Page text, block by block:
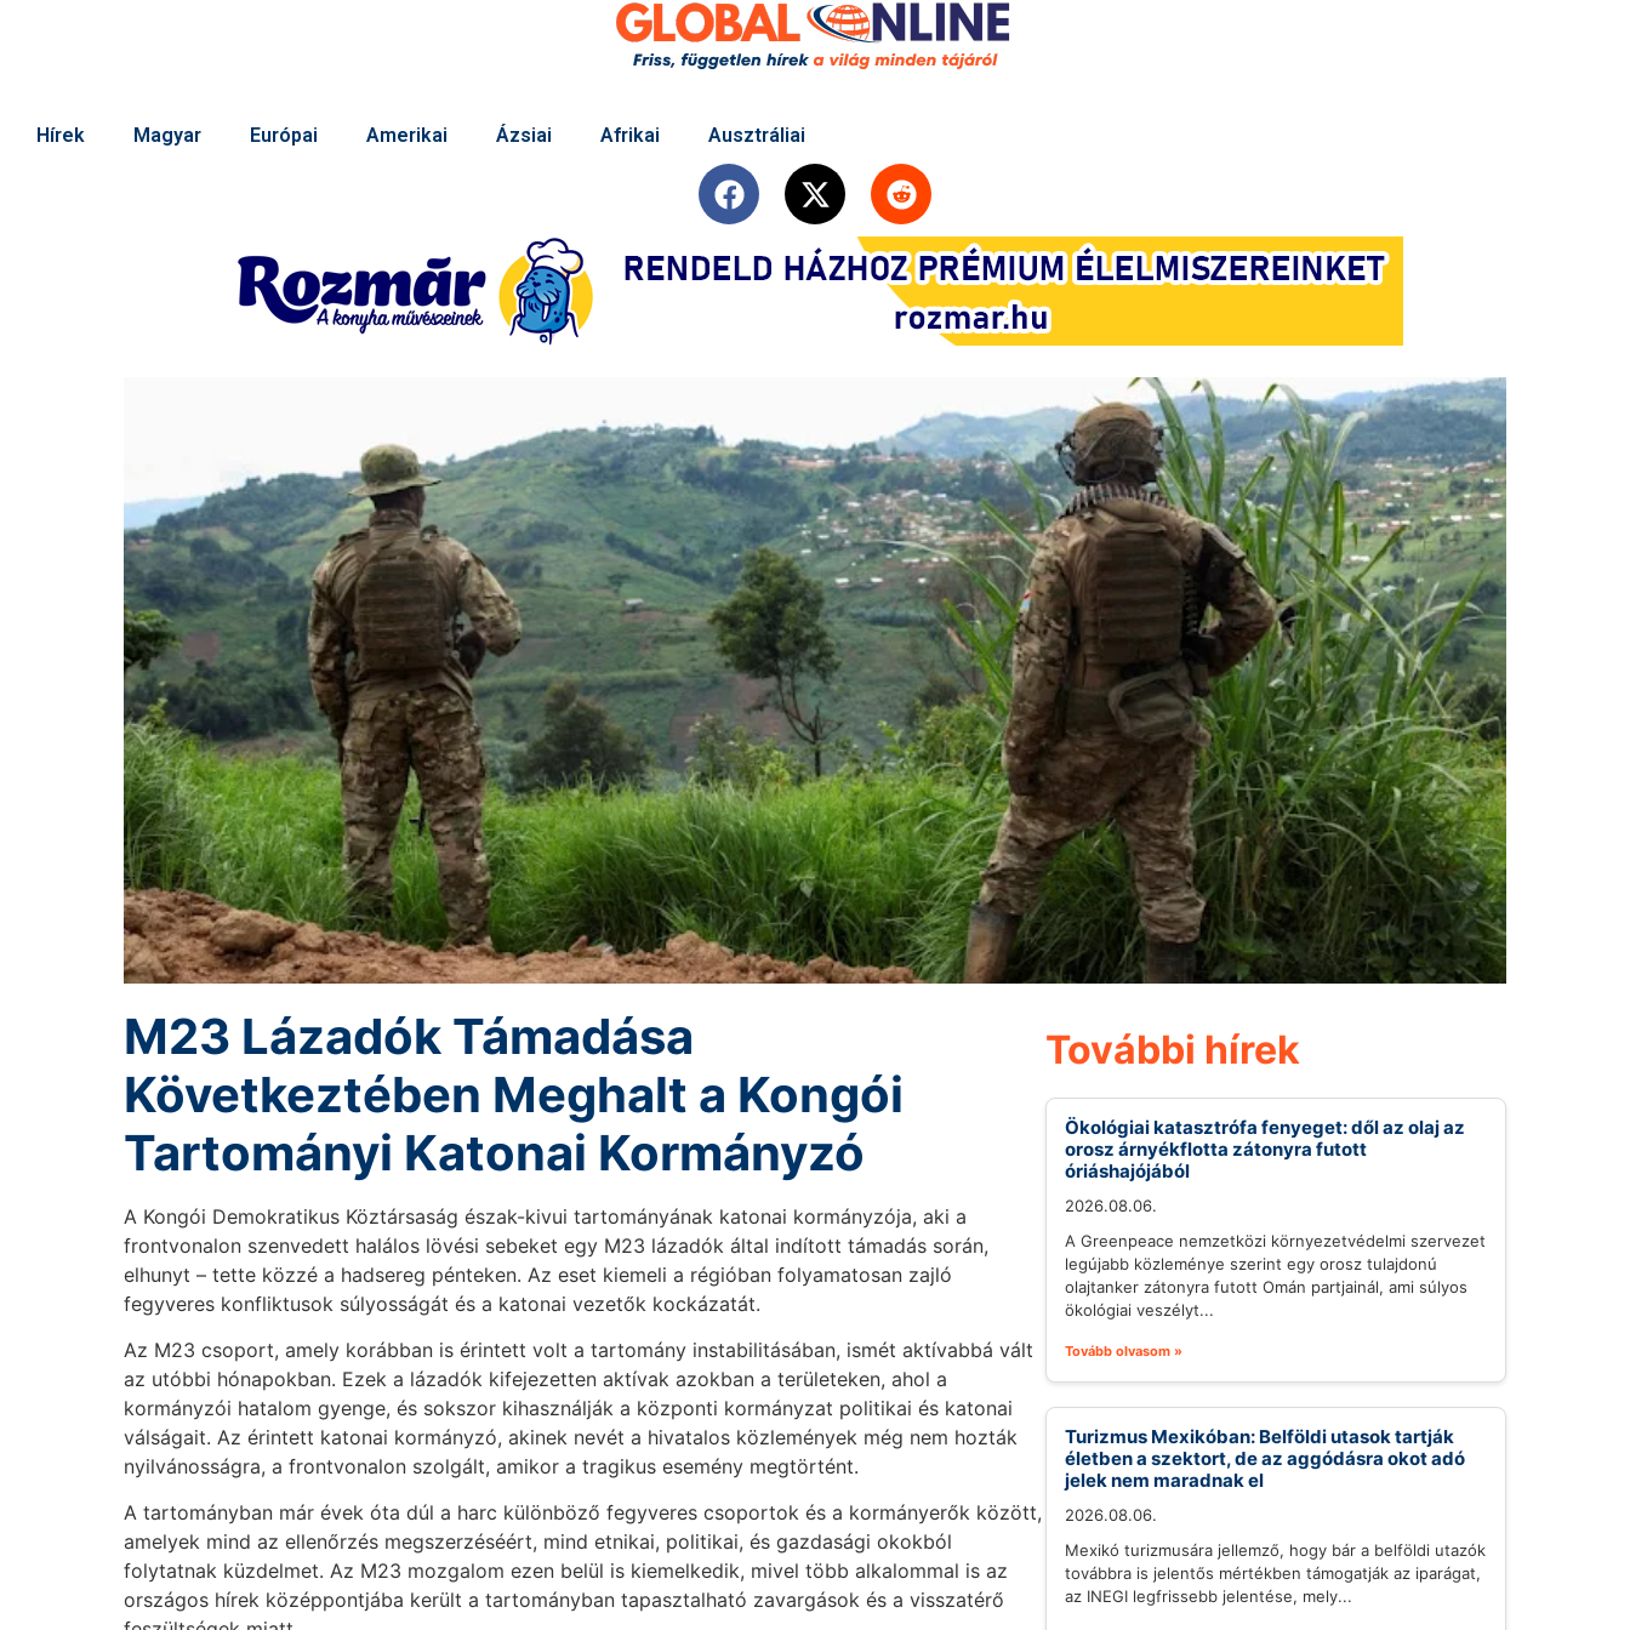
Hírek Magyar Európai Amerikai Ázsiai Afrikai Ausztráliai
M23 Lázadók Támadása
Következtében Meghalt a Kongói
Tartományi Katonai Kormányzó
A Kongói Demokratikus Köztársaság észak-kivui tartományának katonai kormányzója, aki a
frontvonalon szenvedett halálos lövési sebeket egy M23 lázadók által indított támadás során,
elhunyt – tette közzé a hadsereg pénteken. Az eset kiemeli a régióban folyamatosan zajló
fegyveres konfliktusok súlyosságát és a katonai vezetők kockázatát.
Az M23 csoport, amely korábban is érintett volt a tartomány instabilitásában, ismét aktívabbá vált
az utóbbi hónapokban. Ezek a lázadók kifejezetten aktívak azokban a területeken, ahol a
kormányzói hatalom gyenge, és sokszor kihasználják a központi kormányzat politikai és katonai
válságait. Az érintett katonai kormányzó, akinek nevét a hivatalos közlemények még nem hozták
nyilvánosságra, a frontvonalon szolgált, amikor a tragikus esemény megtörtént.
A tartományban már évek óta dúl a harc különböző fegyveres csoportok és a kormányerők között,
amelyek mind az ellenőrzés megszerzéséért, mind etnikai, politikai, és gazdasági okokból
folytatnak küzdelmet. Az M23 mozgalom ezen belül is kiemelkedik, mivel több alkalommal is az
országos hírek középpontjába került a tartományban tapasztalható zavargások és a visszatérő
További hírek
Ökológiai katasztrófa fenyeget: dől az olaj az
orosz árnyékflotta zátonyra futott
óriáshajójából
2026.08.06.
A Greenpeace nemzetközi környezetvédelmi szervezet
legújabb közleménye szerint egy orosz tulajdonú
olajtanker zátonyra futott Omán partjainál, ami súlyos
ökológiai veszélyt...
Tovább olvasom »
Turizmus Mexikóban: Belföldi utasok tartják
életben a szektort, de az aggódásra okot adó
jelek nem maradnak el
2026.08.06.
Mexikó turizmusára jellemző, hogy bár a belföldi utazók
továbbra is jelentős mértékben támogatják az iparágat,
az INEGI legfrissebb jelentése, mely...